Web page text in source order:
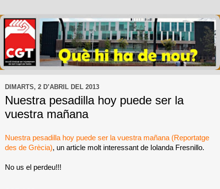
DIMARTS, 2 D’ABRIL DEL 2013
Nuestra pesadilla hoy puede ser la
vuestra mañana
Nuestra pesadilla hoy puede ser la vuestra mañana (Reportatge
des de Grècia), un article molt interessant de Iolanda Fresnillo.
No us el perdeu!!!